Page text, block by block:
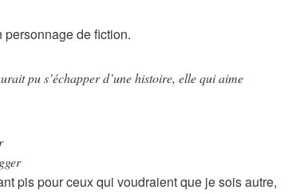
personnage de fiction.
pu s’échapper d’une histoire, elle qui aime
pis pour ceux qui voudraient que je sois autre,